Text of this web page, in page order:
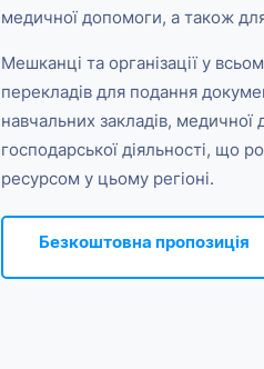
медичної допомоги, а також
Мешканці та організації у
перекладів для подання
навчальних закладів,
господарської діяльності, що
ресурсом у цьому регіоні.
Безкоштовна пропозиція